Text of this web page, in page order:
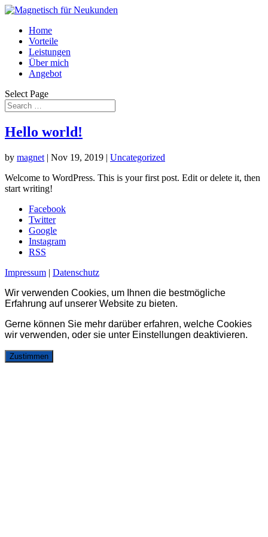
Home
Vorteile
Leistungen
Über mich
Angebot
Select Page
Hello world!
by magnet | Nov 19, 2019 | Uncategorized
Welcome to WordPress. This is your first post. Edit or delete it, then
start writing!
Facebook
Twitter
Google
Instagram
RSS
Impressum | Datenschutz
Wir verwenden Cookies, um Ihnen die bestmögliche
Erfahrung auf unserer Website zu bieten.
Gerne können Sie mehr darüber erfahren, welche Cookies
wir verwenden, oder sie unter Einstellungen deaktivieren.
Zustimmen